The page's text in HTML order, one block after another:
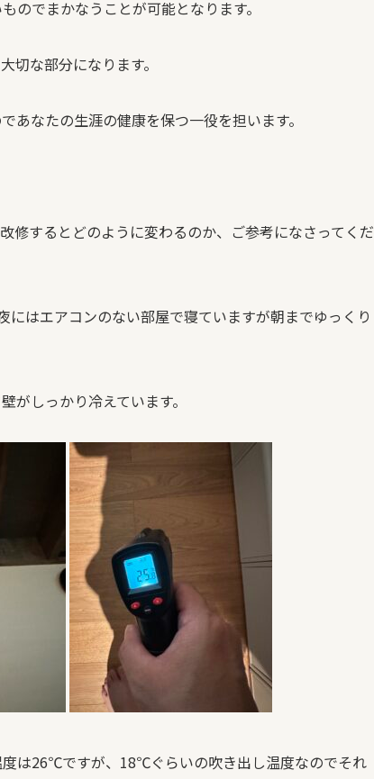
のでまかなうことが可能となります。
切な部分になります。
あなたの生涯の健康を保つ一役を担います。
修するとどのように変わるのか、ご参考になさってくだ
はエアコンのない部屋で寝ていますが朝までゆっくり
がしっかり冷えています。
は26℃ですが、18℃ぐらいの吹き出し温度なのでそれ